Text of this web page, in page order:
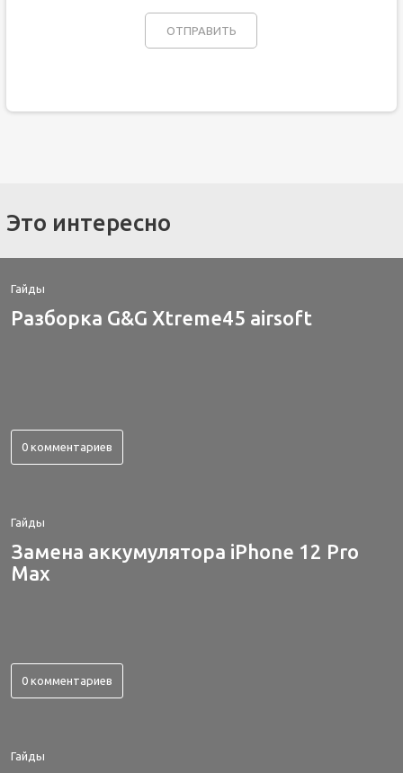
Это интересно
Гайды
Разборка G&G Xtreme45 airsoft
0 комментариев
Гайды
Замена аккумулятора iPhone 12 Pro
Max
0 комментариев
Гайды